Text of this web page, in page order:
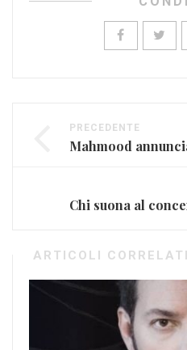
PRECEDENTE
ARTICOLI CORRELATI